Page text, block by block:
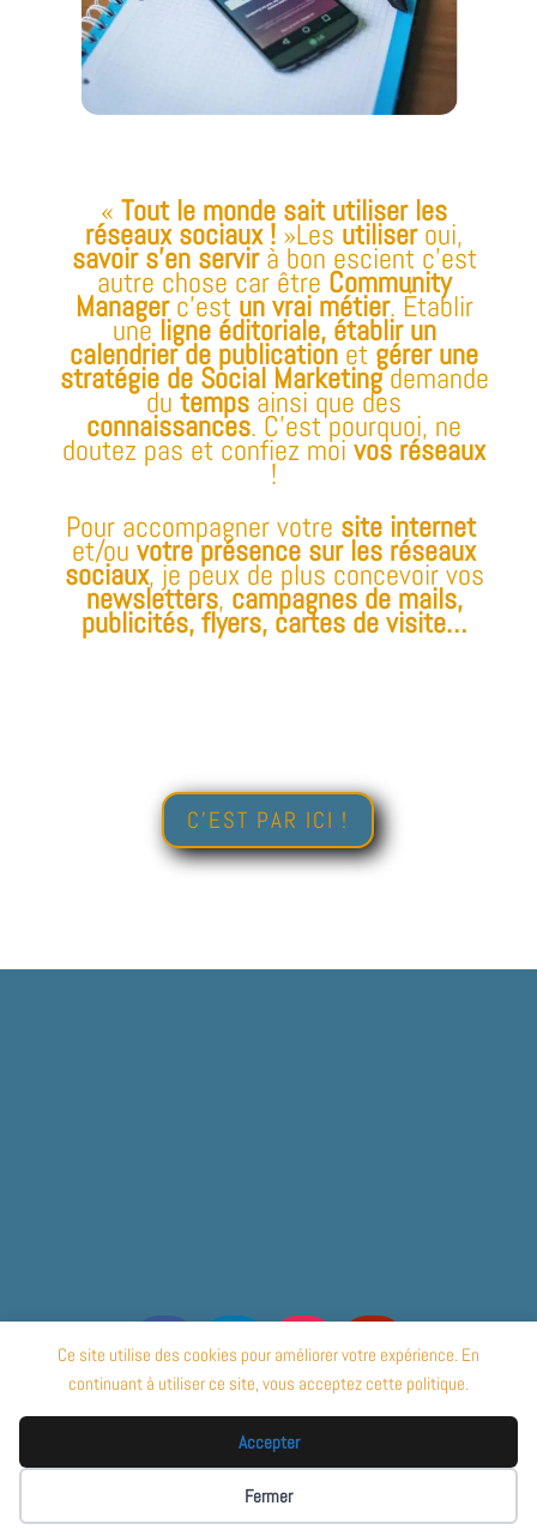
Ce site utilise des cookies pour améliorer votre expérience. En
continuant à utiliser ce site, vous acceptez cette politique.
Accepter
Fermer
«Tout le monde sait utiliser les
réseaux sociaux ! »Lesutiliseroui,
savoir s’en servirà bon escient c’est
autre chose car être Community
Managerc’est un vrai métier. Établir
uneligne éditoriale, établir un
calendrier de publicationetgérer une
stratégie de Social Marketingdemande
dutempsainsi que des
connaissances. C’est pourquoi, ne
doutez pas et confiez moivos réseaux
!
Pour accompagner votre site internet
et/ouvotre présence sur les réseaux
sociaux, je peux de plus concevoir vos
newsletters, campagnes de mails,
publicités, flyers, cartes de visite…
C'EST PAR ICI !
© 2020 – Tous droits réservés –Clément Sabé–
clem.sabe@gmail.com